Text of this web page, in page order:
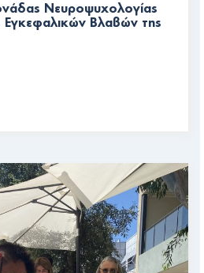
Νευροψυχολογίας
Εγκεφαλικών Βλαβών της